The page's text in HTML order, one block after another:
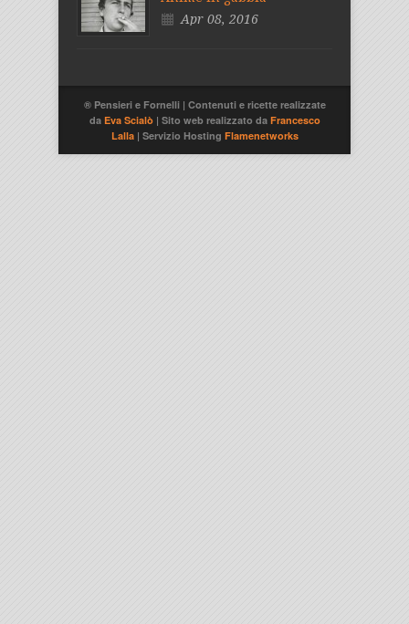
Apr 08, 2016
® Pensieri e Fornelli | Contenuti e ricette realizzate
da Eva Scialò | Sito web realizzato da Francesco
Lalla | Servizio Hosting Flamenetworks